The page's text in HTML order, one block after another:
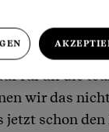
ins Alters-
für all die
wir das
jetzt schon